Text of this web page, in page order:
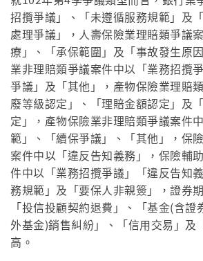
招攬爭議」、「未遵循服務規範」及
處理爭議」，人壽保險業理賠類爭議
療」、「承保範圍」及「事故發生原
業非理賠類爭議案件中以「業務招攬
爭議」及「其他」，產物保險業理賠
廢等級認定」、「理賠金額認定」及
定」，產物保險業非理賠類爭議案件
範」、「續保爭議」、「其他」，保
案件中以「違反告知義務」，保險輔
件中以「業務招攬爭議」「違反告知
務規範」及「要保人非親簽」，證券
「投信投顧契約退費」、「基金(含
外基金)銷售糾紛」、「信用交易」及
高。